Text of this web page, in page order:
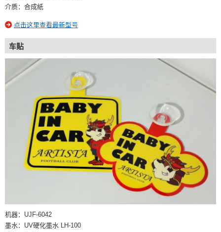
介质：合成紙
点击这里查看最新型号
车贴
机器：UJF-6042
墨水：UV硬化墨水 LH-100